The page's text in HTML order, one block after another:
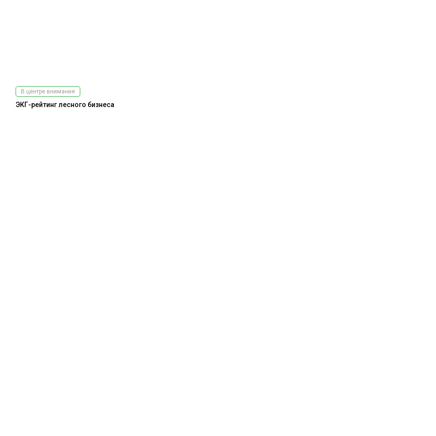
В центре внимания
ЭКГ-рейтинг лесного бизнеса